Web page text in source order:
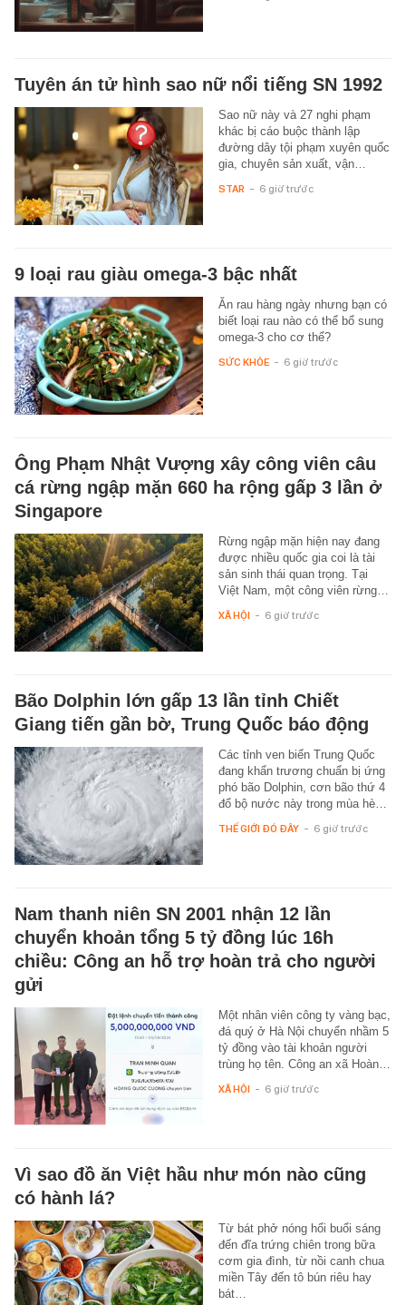
Tuyên án tử hình sao nữ nổi tiếng SN 1992
Sao nữ này và 27 nghi phạm
khác bị cáo buộc thành lập
đường dây tội phạm xuyên quốc
gia, chuyên sản xuất, vận…
STAR - 6 giờ trước
9 loại rau giàu omega-3 bậc nhất
Ăn rau hàng ngày nhưng bạn có
biết loại rau nào có thể bổ sung
omega-3 cho cơ thể?
SỨC KHỎE - 6 giờ trước
Ông Phạm Nhật Vượng xây công viên câu
cá rừng ngập mặn 660 ha rộng gấp 3 lần ở
Singapore
Rừng ngập mặn hiện nay đang
được nhiều quốc gia coi là tài
sản sinh thái quan trọng. Tại
Việt Nam, một công viên rừng…
XÃ HỘI - 6 giờ trước
Bão Dolphin lớn gấp 13 lần tỉnh Chiết
Giang tiến gần bờ, Trung Quốc báo động
Các tỉnh ven biển Trung Quốc
đang khẩn trương chuẩn bị ứng
phó bão Dolphin, cơn bão thứ 4
đổ bộ nước này trong mùa hè…
THẾ GIỚI ĐÓ ĐÂY - 6 giờ trước
Nam thanh niên SN 2001 nhận 12 lần
chuyển khoản tổng 5 tỷ đồng lúc 16h
chiều: Công an hỗ trợ hoàn trả cho người
gửi
Một nhân viên công ty vàng bạc,
đá quý ở Hà Nội chuyển nhầm 5
tỷ đồng vào tài khoản người
trùng họ tên. Công an xã Hoàn…
XÃ HỘI - 6 giờ trước
Vì sao đồ ăn Việt hầu như món nào cũng
có hành lá?
Từ bát phở nóng hổi buổi sáng
đến đĩa trứng chiên trong bữa
cơm gia đình, từ nồi canh chua
miền Tây đến tô bún riêu hay
bát…